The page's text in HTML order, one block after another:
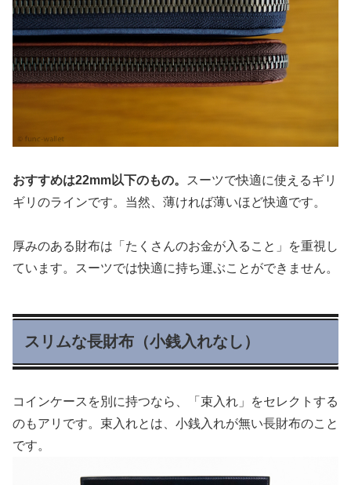
おすすめは22mm以下のもの。
スーツで快適に使えるギリ
ギリのラインです。当然、薄ければ薄いほど快適です。
厚みのある財布は「たくさんのお金が入ること」を重視し
ています。スーツでは快適に持ち運ぶことができません。
スリムな長財布（小銭入れなし）
コインケースを別に持つなら、「束入れ」をセレクトする
のもアリです。束入れとは、小銭入れが無い長財布のこと
です。